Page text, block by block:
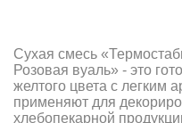
Сухая смесь
Розовая вуаль» - это
желтого цвета с легким
применяют для
хлебопекарной